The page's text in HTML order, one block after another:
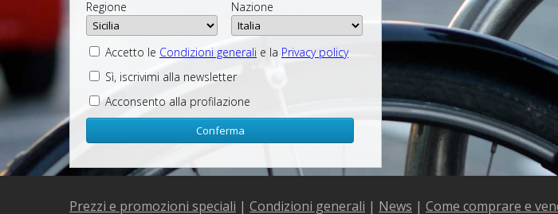
Regione Nazione
Accetto le Condizioni generali e la Privacy policy
Sì, iscrivimi alla newsletter
Acconsento alla profilazione
Prezzi e promozioni speciali | Condizioni generali | News | Come comprare e